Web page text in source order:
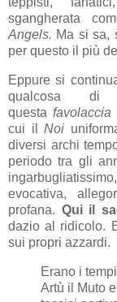
sgangherata
Angels. Ma si sa,
per questo il più
Eppure si
qualcosa
questafavolaccia
cui il
Noi
diversi archi
periodo tra gli
evocativa,
profana. Qui il
dazio al ridicolo.
sui propri azzardi.
Erano i
Artù il Muto